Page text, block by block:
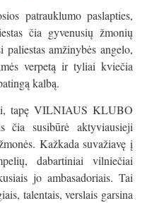
patrauklumo paslapties,
čia gyvenusių žmonių
amžinybės angelo,
verpetą ir tyliai kviečia
kalbą.
tapę VILNIAUS KLUBO
čia susibūrė aktyviausieji
Kažkada suvažiavę į
dabartiniai vilniečiai
jo ambasadoriais. Tai
talentais, verslais garsina